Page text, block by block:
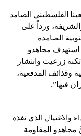
الفلسطيني الصامد
ورداً على
الصامدة
استهدف مجاهدو
المقاومة الإسلامية يوم الاثنين 19-8-2024 ثكنة زرعيت وانتشار
وقذائف المدفعية،
فيها”.
والاغتيال الذي نفذه
المقاومة